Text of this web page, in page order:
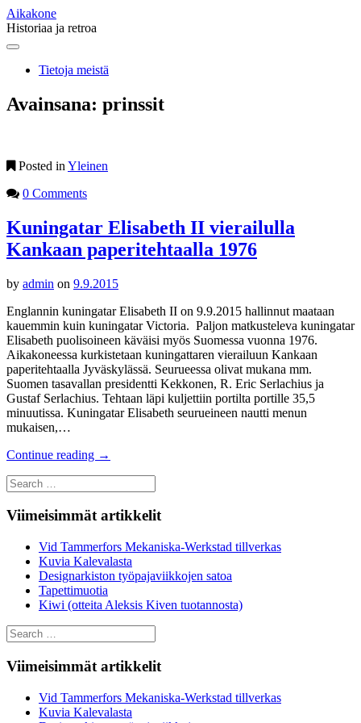
Aikakone
Historiaa ja retroa
Main
Skip
contentTietoja meistä
Avainsana: prinssit
Posted in Yleinen
0 Comments
Kuningatar Elisabeth II vierailulla
Kankaan paperitehtaalla 1976
by admin on 9.9.2015
Englannin kuningatar Elisabeth II on 9.9.2015 hallinnut maataan
kauemmin kuin kuningatar Victoria. Paljon matkusteleva kuningatar
Elisabeth puolisoineen käväisi myös Suomessa vuonna 1976.
Aikakoneessa kurkistetaan kuningattaren vierailuun Kankaan
paperitehtaalla Jyväskylässä. Seurueessa olivat mukana mm.
Suomen tasavallan presidentti Kekkonen, R. Eric Serlachius ja
Gustaf Serlachius. Tehtaan läpi kuljettiin portilta portille 35,5
minuutissa. Kuningatar Elisabeth seurueineen nautti menun
mukaisen,…
Continue reading →
Search
for:
Viimeisimmät artikkelit
Vid Tammerfors Mekaniska-Werkstad tillverkas
Kuvia Kalevalasta
Designarkiston työpajaviikkojen satoa
Tapettimuotia
Kiwi (otteita Aleksis Kiven tuotannosta)
Search
for:
Viimeisimmät artikkelit
Vid Tammerfors Mekaniska-Werkstad tillverkas
Kuvia Kalevalasta